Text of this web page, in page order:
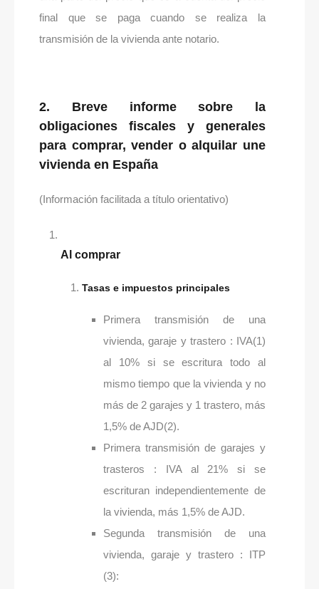
final que se paga cuando se realiza la
transmisión de la vivienda ante notario.
2. Breve informe sobre la
obligaciones fiscales y generales
para comprar, vender o alquilar une
vivienda en España
(Información facilitada a título orientativo)
Al comprar
Tasas e impuestos principales
Primera transmisión de una
vivienda, garaje y trastero : IVA(1)
al 10% si se escritura todo al
mismo tiempo que la vivienda y no
más de 2 garajes y 1 trastero, más
1,5% de AJD(2).
Primera transmisión de garajes y
trasteros : IVA al 21% si se
escrituran independientemente de
la vivienda, más 1,5% de AJD.
Segunda transmisión de una
vivienda, garaje y trastero : ITP
(3):